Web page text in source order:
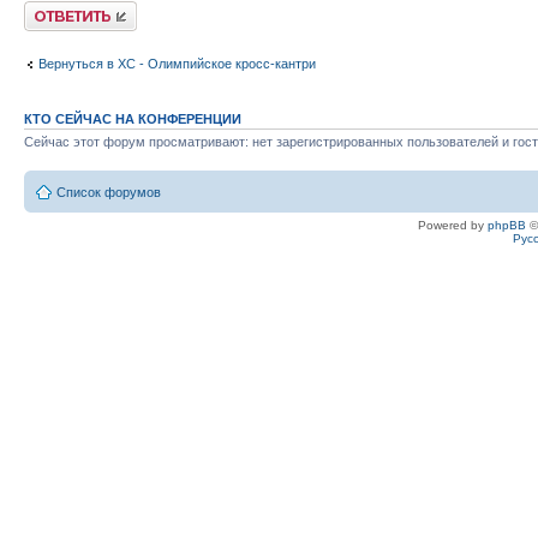
Ответить
Вернуться в XC - Олимпийское кросс-кантри
КТО СЕЙЧАС НА КОНФЕРЕНЦИИ
Сейчас этот форум просматривают: нет зарегистрированных пользователей и
Список форумов
Powered by phpBB